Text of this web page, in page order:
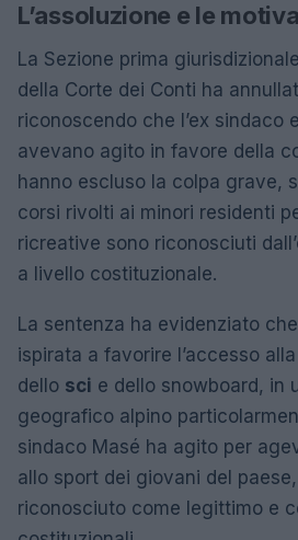
L’assoluzione e le
La Sezione prima
della Corte dei Conti ha
riconoscendo che l’ex sindaco
avevano agito in favore della
hanno escluso la colpa grave,
corsi rivolti ai minori residenti
ricreative sono riconosciuti
a livello costituzionale.
La sentenza ha evidenziato
ispirata a favorire l’accesso
dello sci e dello snowboard, in
geografico alpino
sindaco Masé ha agito per
allo sport dei giovani del
riconosciuto come legittimo e